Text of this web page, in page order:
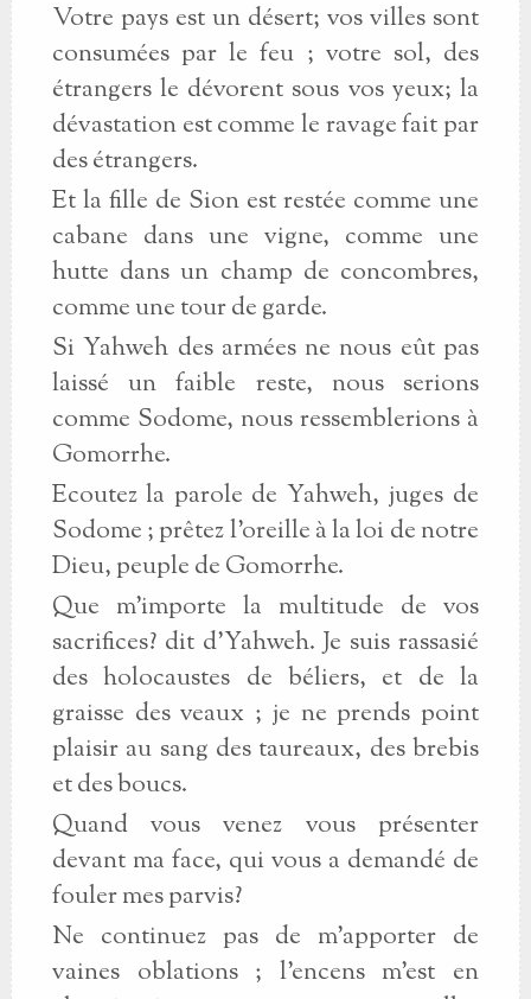
Votre pays est un désert; vos villes sont
consumées par le feu ; votre sol, des
étrangers le dévorent sous vos yeux; la
dévastation est comme le ravage fait par
des étrangers.
Et la fille de Sion est restée comme une
cabane dans une vigne, comme une
hutte dans un champ de concombres,
comme une tour de garde.
Si Yahweh des armées ne nous eût pas
laissé un faible reste, nous serions
comme Sodome, nous ressemblerions à
Gomorrhe.
Ecoutez la parole de Yahweh, juges de
Sodome ; prêtez l'oreille à la loi de notre
Dieu, peuple de Gomorrhe.
Que m'importe la multitude de vos
sacrifices? dit d'Yahweh. Je suis rassasié
des holocaustes de béliers, et de la
graisse des veaux ; je ne prends point
plaisir au sang des taureaux, des brebis
et des boucs.
Quand vous venez vous présenter
devant ma face, qui vous a demandé de
fouler mes parvis?
Ne continuez pas de m'apporter de
vaines oblations ; l'encens m'est en